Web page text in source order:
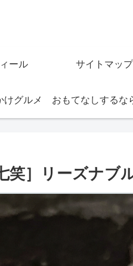
ール サイトマップ
けグルメ
笑］リーズナブ